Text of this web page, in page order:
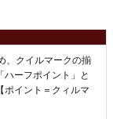
、クイルマークの揃
ーフポイント」と
ポイント＝クィルマ